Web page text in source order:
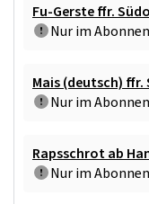
Fu-Gerste ffr.
Nur im
Mais (deutsch)
Nur im
Rapsschrot ab
Nur im